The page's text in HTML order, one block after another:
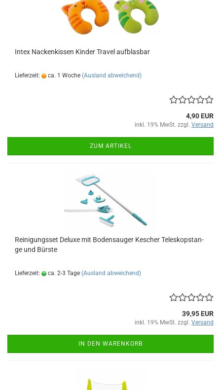
Intex Na­cken­kis­sen Kin­der Tra­vel auf­blas­bar
Lieferzeit: ca. 1 Woche (Ausland abweichend)
4,90 EUR
inkl. 19% MwSt. zzgl. Versand
ZUM ARTIKEL
Rei­ni­gungs­set De­lu­xe mit Bo­den­sau­ger Ke­scher Te­le­skop­stan­
ge und Bürs­te
Lieferzeit: ca. 2-3 Tage (Ausland abweichend)
39,95 EUR
inkl. 19% MwSt. zzgl. Versand
IN DEN WARENKORB